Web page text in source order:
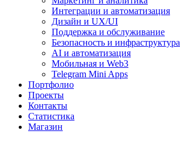
Интеграции и автоматизация
Дизайн и UX/UI
Поддержка и обслуживание
Безопасность и инфраструктура
AI и автоматизация
Мобильная и Web3
Telegram Mini Apps
Портфолио
Проекты
Контакты
Статистика
Магазин